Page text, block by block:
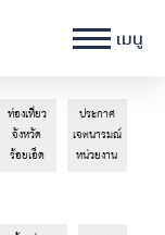
เมนู
ท่องเที่ยว
จังหวัด
ร้อยเอ็ด
ประกาศ
เจตนารมณ์
หน่วยงาน